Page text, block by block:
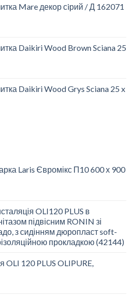
Mare декор сiрий / Д 162071
Daikiri Wood Brown Sciana 25
Daikiri Wood Grys Sciana 25 x
Laris Євромікс П10 600 х 900
OLI120 PLUS в
підвісним RONIN зі
з сидінням дюропласт soft-
прокладкою (42144)
OLI 120 PLUS OLIPURE,